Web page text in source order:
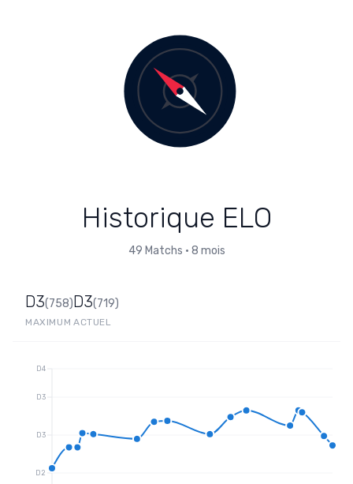
Historique ELO
49 Matchs • 8 mois
D3(758)
MAXIMUM
D3(719)
ACTUEL
D2
D3
D3
D4